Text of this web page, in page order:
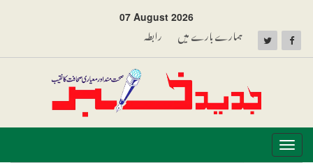
07 August 2026
ہمارے بارے میں رابطہ
Toggle